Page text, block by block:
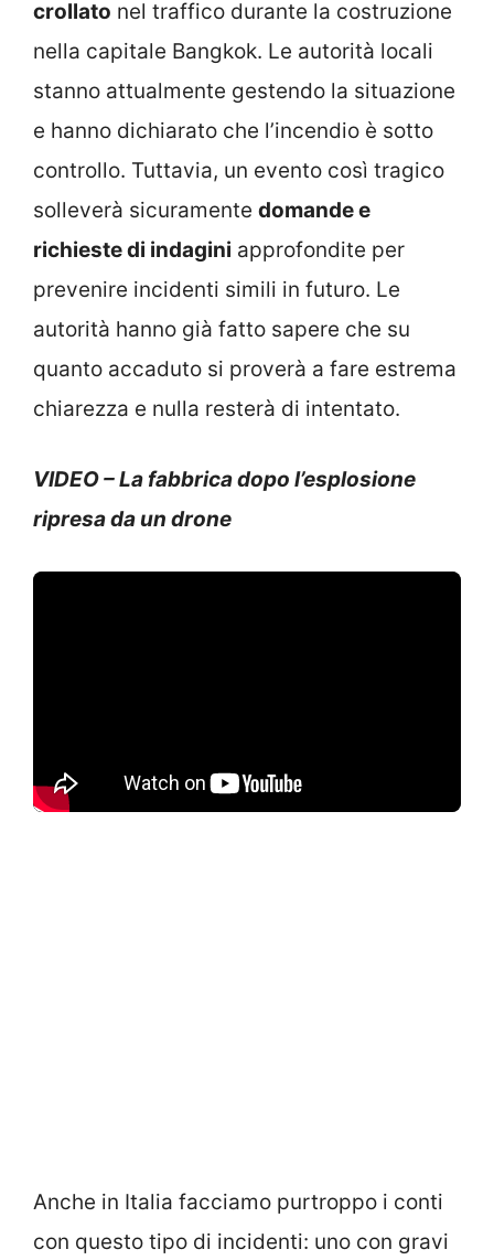
crollato nel traffico durante la costruzione
nella capitale Bangkok. Le autorità locali
stanno attualmente gestendo la situazione
e hanno dichiarato che l’incendio è sotto
controllo. Tuttavia, un evento così tragico
solleverà sicuramente domande e
richieste di indagini approfondite per
prevenire incidenti simili in futuro. Le
autorità hanno già fatto sapere che su
quanto accaduto si proverà a fare estrema
chiarezza e nulla resterà di intentato.
VIDEO – La fabbrica dopo l’esplosione
ripresa da un drone
Anche in Italia facciamo purtroppo i conti
con questo tipo di incidenti: uno con gravi